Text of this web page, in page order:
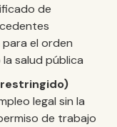
de
el orden
salud pública
legal sin la
de trabajo